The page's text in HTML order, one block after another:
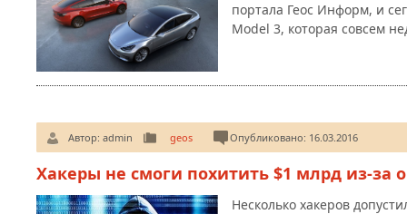
портала Геос Информ, и
Model 3, которая совсем
Автор: admin geos Опубликовано: 16.03.2016
Хакеры не смоги похитить $1 млрд из-
Несколько хакеров